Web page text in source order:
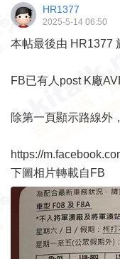
HR1377
2025-5-14 06:50
本帖最後由 HR1377
FB已有人post K廠
除第一頁顯示路線外
https://
下圖相片轉載自FB